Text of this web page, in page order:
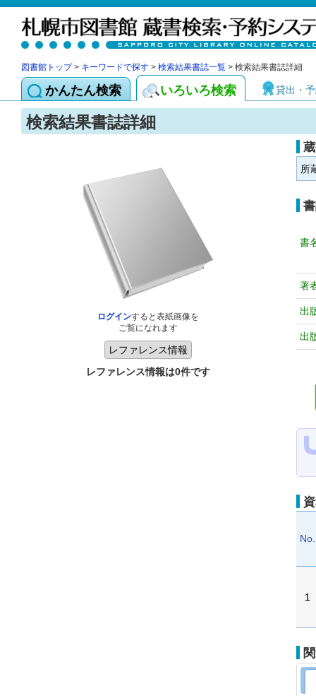
図書館トップ> キーワードで探す > 検索結果書誌一覧 > 検索結果書誌詳細
かんたん検索 いろいろ検索 貸出・
検索結果書誌詳細
ログインすると表紙画像を
ご覧になれます
レファレンス情報は0件です
所
書
著
出
出
No.
1